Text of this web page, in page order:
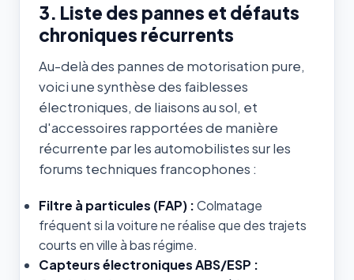
3. Liste des pannes et défauts
chroniques récurrents
Au-delà des pannes de motorisation pure,
voici une synthèse des faiblesses
électroniques, de liaisons au sol, et
d'accessoires rapportées de manière
récurrente par les automobilistes sur les
forums techniques francophones :
Filtre à particules (FAP) :Colmatage
fréquent si la voiture ne réalise que des trajets
courts en ville à bas régime.
Capteurs électroniques ABS/ESP :